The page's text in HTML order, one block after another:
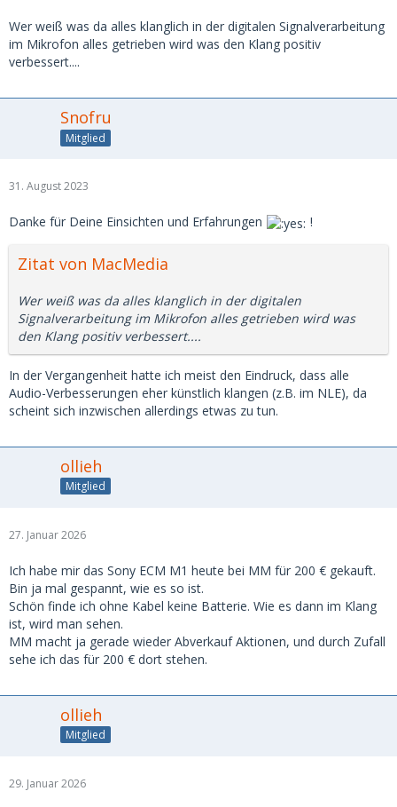
Wer weiß was da alles klanglich in der digitalen Signalverarbeitung
im Mikrofon alles getrieben wird was den Klang positiv
verbessert....
Snofru
Mitglied
31. August 2023
Danke für Deine Einsichten und Erfahrungen !
Zitat von MacMedia
Wer weiß was da alles klanglich in der digitalen
Signalverarbeitung im Mikrofon alles getrieben wird was
den Klang positiv verbessert....
In der Vergangenheit hatte ich meist den Eindruck, dass alle
Audio-Verbesserungen eher künstlich klangen (z.B. im NLE), da
scheint sich inzwischen allerdings etwas zu tun.
ollieh
Mitglied
27. Januar 2026
Ich habe mir das Sony ECM M1 heute bei MM für 200 € gekauft.
Bin ja mal gespannt, wie es so ist.
Schön finde ich ohne Kabel keine Batterie. Wie es dann im Klang
ist, wird man sehen.
MM macht ja gerade wieder Abverkauf Aktionen, und durch Zufall
sehe ich das für 200 € dort stehen.
ollieh
Mitglied
29. Januar 2026